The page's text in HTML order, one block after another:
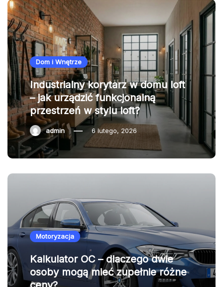
Dom i Wnętrze
Industrialny korytarz w domu loft
– jak urządzić funkcjonalną
przestrzeń w stylu loft?
admin 6 lutego, 2026
Motoryzacja
Kalkulator OC – dlaczego dwie
osoby mogą mieć zupełnie różne